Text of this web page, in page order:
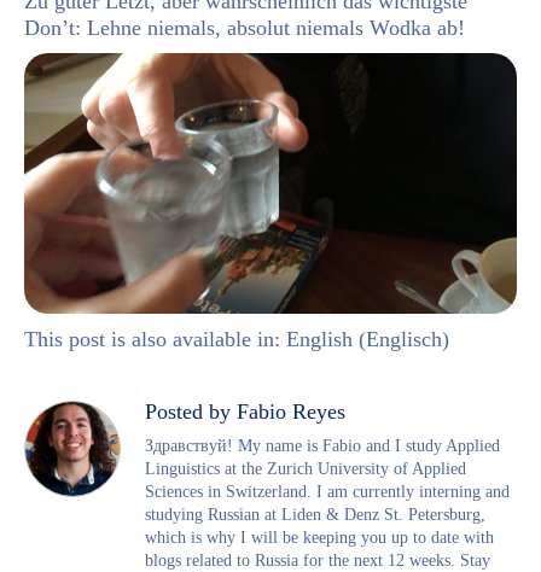
Don’t: Lehne niemals, absolut niemals Wodka ab!
This post is also available in: English (Englisch)
Posted by Fabio Reyes
Здравствуй! My name is Fabio and I study Applied
Linguistics at the Zurich University of Applied
Sciences in Switzerland. I am currently interning and
studying Russian at Liden & Denz St. Petersburg,
which is why I will be keeping you up to date with
blogs related to Russia for the next 12 weeks. Stay